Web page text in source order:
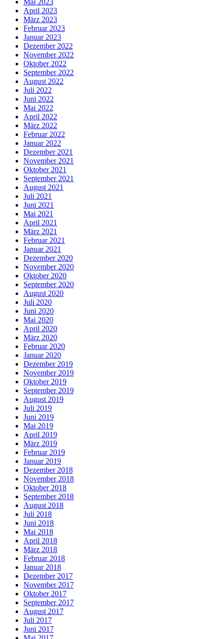
Mai 2023
April 2023
März 2023
Februar 2023
Januar 2023
Dezember 2022
November 2022
Oktober 2022
September 2022
August 2022
Juli 2022
Juni 2022
Mai 2022
April 2022
März 2022
Februar 2022
Januar 2022
Dezember 2021
November 2021
Oktober 2021
September 2021
August 2021
Juli 2021
Juni 2021
Mai 2021
April 2021
März 2021
Februar 2021
Januar 2021
Dezember 2020
November 2020
Oktober 2020
September 2020
August 2020
Juli 2020
Juni 2020
Mai 2020
April 2020
März 2020
Februar 2020
Januar 2020
Dezember 2019
November 2019
Oktober 2019
September 2019
August 2019
Juli 2019
Juni 2019
Mai 2019
April 2019
März 2019
Februar 2019
Januar 2019
Dezember 2018
November 2018
Oktober 2018
September 2018
August 2018
Juli 2018
Juni 2018
Mai 2018
April 2018
März 2018
Februar 2018
Januar 2018
Dezember 2017
November 2017
Oktober 2017
September 2017
August 2017
Juli 2017
Juni 2017